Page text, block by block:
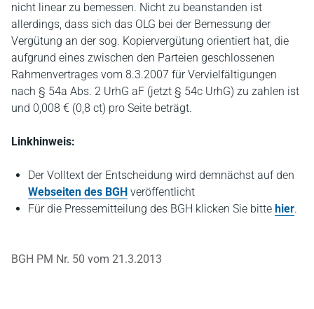
nicht linear zu bemessen. Nicht zu beanstanden ist
allerdings, dass sich das OLG bei der Bemessung der
Vergütung an der sog. Kopiervergütung orientiert hat, die
aufgrund eines zwischen den Parteien geschlossenen
Rahmenvertrages vom 8.3.2007 für Vervielfältigungen
nach § 54a Abs. 2 UrhG aF (jetzt § 54c UrhG) zu zahlen ist
und 0,008 € (0,8 ct) pro Seite beträgt.
Linkhinweis:
Der Volltext der Entscheidung wird demnächst auf den
Webseiten des BGH veröffentlicht
Für die Pressemitteilung des BGH klicken Sie bitte hier.
BGH PM Nr. 50 vom 21.3.2013